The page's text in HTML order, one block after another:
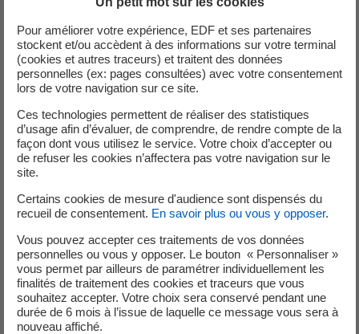
Qualité de l'air
L'utilisation d'un combustible à teneur limitée en soufre
minimise les rejets de dioxyde de soufre. La hauteur des
cheminées a été calculée pour assurer une bonne
dispersion des fumées, tout en respectant les servitudes
Poretta.
Bruit
Pour améliorer votre expérience, EDF et ses partenaires
stockent et/ou accèdent à des informations sur votre terminal
(cookies et autres traceurs) et traitent des données
personnelles (ex: pages consultées) avec votre consentement
lors de votre navigation sur ce site.
Ces technologies permettent de réaliser des statistiques
d’usage afin d’évaluer, de comprendre, de rendre compte de la
façon dont vous utilisez le service. Votre choix d’accepter ou
de refuser les cookies n’affectera pas votre navigation sur le
site.
Certains cookies de mesure d'audience sont dispensés du
recueil de consentement. En savoir plus ou vous y opposer.
Vous pouvez accepter ces traitements de vos données
personnelles ou vous y opposer. Le bouton « Personnaliser »
vous permet par ailleurs de paramétrer individuellement les
finalités de traitement des cookies et traceurs que vous
souhaitez accepter. Votre choix sera conservé pendant une
durée de 6 mois à l’issue de laquelle ce message vous sera à
nouveau affiché.